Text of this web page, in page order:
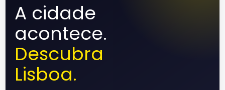
A cidade
acontece.
Descubra
Lisboa.